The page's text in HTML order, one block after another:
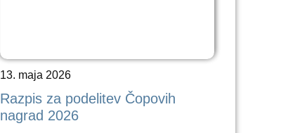
13. maja 2026
Razpis za podelitev Čopovih
nagrad 2026